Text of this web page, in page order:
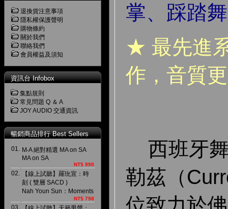
退換貨注意事項
隱私權保護聲明
購物條約
關於我們
聯絡我們
會員權益及須知
資訊台 Infobox
集點規則
常見問題 Q ＆ A
JOY AUDIO 交通資訊
暢銷商品排行 Best Sellers
01. M‧A 絕對精選 MA on SA
MA on SA
NT$ 990
02.
【線上試聽】羅玧宣：時
刻 ( 雙層 SACD )
Nah Youn Sun：Moments
NT$ 798
03.
掌、踩踏
★ 最先進
作，音質
西班牙
勒茲（